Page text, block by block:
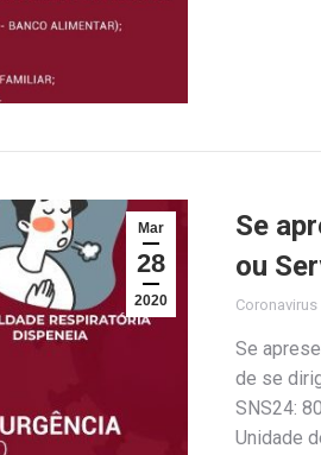
Mar
28
2020
Se
ou
Coronavirus
Se
de se
SNS24:
Unidade